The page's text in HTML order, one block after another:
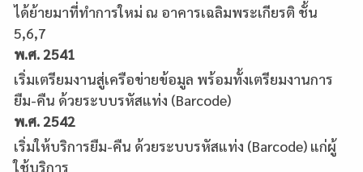
ได้ย้ายมาที่ทำการใหม่ ณ อาคารเฉลิมพระเกียรติ ชั้น
5,6,7
พ.ศ. 2541
เริ่มเตรียมงานสู่เครือข่ายข้อมูล พร้อมทั้งเตรียมงานการ
ยืม-คืน ด้วยระบบรหัสแท่ง (Barcode)
พ.ศ. 2542
เริ่มให้บริการยืม-คืน ด้วยระบบรหัสแท่ง (Barcode) แก่ผู้
ใช้บริการ